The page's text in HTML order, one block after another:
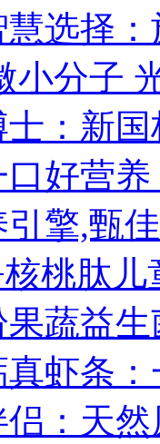
选择
小分子
士：新
好营
擎,甄
桃肽
蔬益
虾条
：天